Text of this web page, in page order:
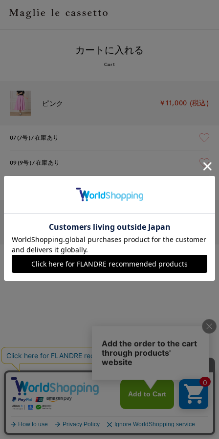
カートに入れる
Cart
ピンク ￥11,000 (税込)
07(7号) 在庫あり
09(9号) 在庫あり
オフホワイト
09(9号) 残り1点